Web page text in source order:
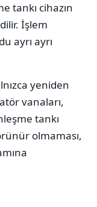
tankı cihazın
İşlem
ayrı ayrı
yeniden
vanaları,
tankı
olmaması,